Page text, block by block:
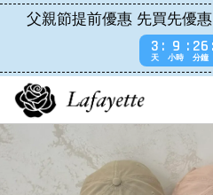
父親節提前優惠 先買先優惠
3
天
9
小時
26
分鐘